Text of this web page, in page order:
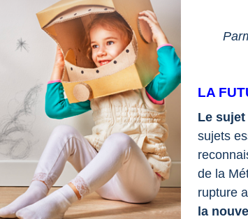
LA
Le
sujets
de la
rupture
la